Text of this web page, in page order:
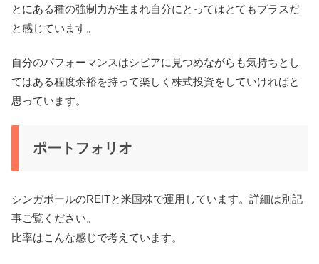
とにある種の強制力が生まれ自分にとってはとてもプラスだ
と感じています。
自分のパフォーマンスはシビアに見つめながらも気持ちとし
てはある程度余裕を持って楽しく株式投資をしていければと
思っています。
ポートフォリオ
シンガポールのREITと米国株で運用しています。詳細は別記
事ご覧ください。
比率はこんな感じで考えています。